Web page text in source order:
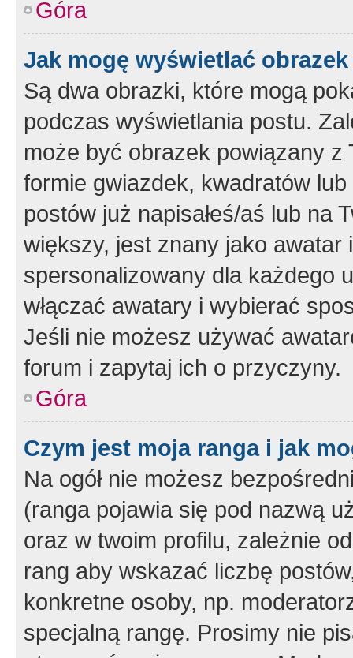
Góra
Jak mogę wyświetlać
Są dwa obrazki, które mogą
podczas wyświetlania postu.
może być obrazek powiązany z
formie gwiazdek, kwadratów
postów już napisałeś/aś lub na
większy, jest znany jako
spersonalizowany dla każdego
włączać awatary i wybierać
Jeśli nie możesz używać
forum i zapytaj ich o przyczyny.
Góra
Czym jest moja ranga i jak
Na ogół nie możesz
(ranga pojawia się pod nazwą
oraz w twoim profilu, zależnie
rang aby wskazać liczbę
konkretne osoby, np.
specjalną rangę. Prosimy nie